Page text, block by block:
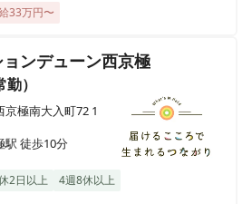
33万円〜
ンデューン西京極
）
極南大入町72 1
徒歩10分
2日以上
4週8休以上